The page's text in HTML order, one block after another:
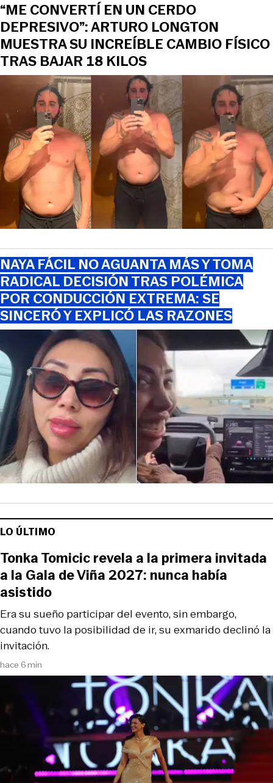
“ME CONVERTÍ EN UN CERDO
DEPRESIVO”: ARTURO LONGTON
MUESTRA SU INCREÍBLE CAMBIO FÍSICO
TRAS BAJAR 18 KILOS
NAYA FÁCIL NO AGUANTA MÁS Y TOMA
RADICAL DECISIÓN TRAS POLÉMICA
POR CONDUCCIÓN EXTREMA: SE
SINCERÓ Y EXPLICÓ LAS RAZONES
LO ÚLTIMO
hace 6 min
Era su sueño participar del evento, sin embargo,
cuando tuvo la posibilidad de ir, su exmarido declinó la
invitación.
Tonka Tomicic revela a la primera invitada
a la Gala de Viña 2027: nunca había
asistido